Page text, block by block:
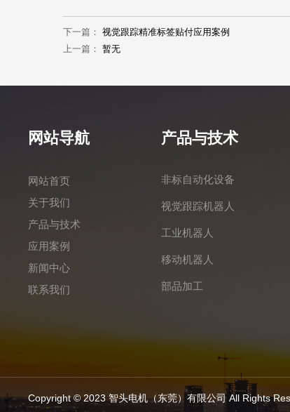
下一篇：视觉跟踪精准标签贴付应用案例
上一篇：暂无
网站导航
网站首页
关于我们
产品与技术
应用案例
新闻中心
联系我们
产品与技术
非标自动化设备
视觉跟踪机器人
工业机器人
移动机器人
部品加工
Copyright © 2023 智头电机（东莞）有限公司 All Rights